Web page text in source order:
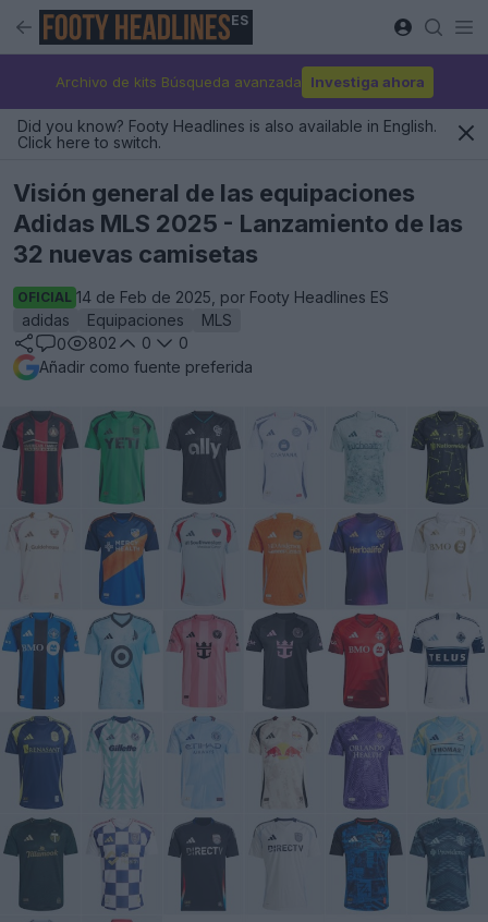
ES
Archivo de kits Búsqueda avanzada Investiga ahora
Did you know? Footy Headlines is also available in English.
Click here to switch.
Visión general de las equipaciones
Adidas MLS 2025 - Lanzamiento de las
32 nuevas camisetas
OFICIAL 14 de Feb de 2025, por Footy Headlines ES
adidas
Equipaciones
MLS
0
802 0
0
Añadir como fuente preferida